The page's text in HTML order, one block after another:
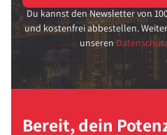
Du kannst den Newsletter von
und kostenfrei abbestellen.
unseren
Bereit, dein